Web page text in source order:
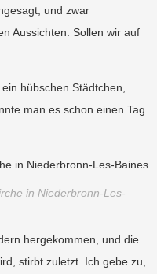
und zwar
Aussichten. Sollen wir auf
hübschen Städtchen,
man es schon einen Tag
in Niederbronn-Les-
hergekommen, und die
stirbt zuletzt. Ich gebe zu,